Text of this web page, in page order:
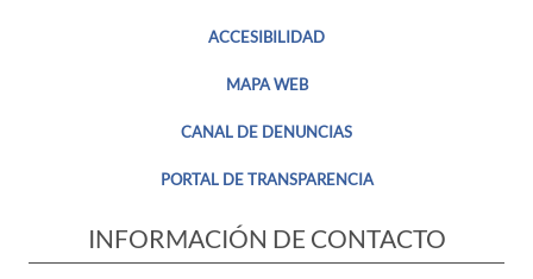
ACCESIBILIDAD
MAPA WEB
CANAL DE DENUNCIAS
PORTAL DE TRANSPARENCIA
INFORMACIÓN DE CONTACTO